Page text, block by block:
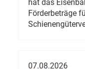
hat das
Förderbeträge
07.08.2026